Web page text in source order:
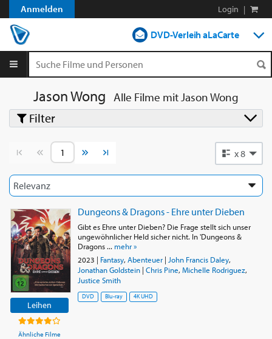
Anmelden Login |
DVD-Verleih aLaCarte
Jason Wong Alle Filme mitJason Wong
Vorherige SeiteNächste Seite x 8
Leihen
Ähnliche Filme
Dungeons & Dragons - Ehre unter Dieben
Gibt es Ehre unter Dieben? Die Frage stellt sich unser
ungewöhnlicher Held sicher nicht. In 'Dungeons &
Dragons ... mehr »
2023 | Fantasy, Abenteuer| John Francis Daley,
Jonathan Goldstein| Chris Pine, Michelle Rodriguez,
Justice Smith
DVD Blu-ray 4K UHD
Filter